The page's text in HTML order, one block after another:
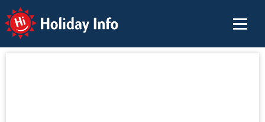
Holiday Info